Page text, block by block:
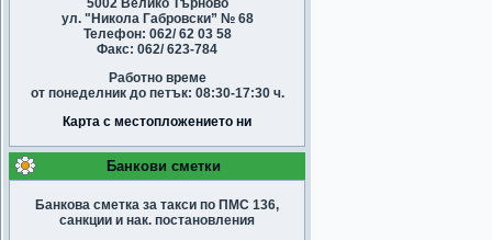
5002 Велико Търново
ул. "Никола Габровски” № 68
Телефон: 062/ 62 03 58
Факс: 062/ 623-784
Работно време
от понеделник до петък: 08:30-17:30 ч.
Карта с местопложението ни
Банкови сметки
Банкова сметка за такси по ПМС 136,
санкции и нак. постановления